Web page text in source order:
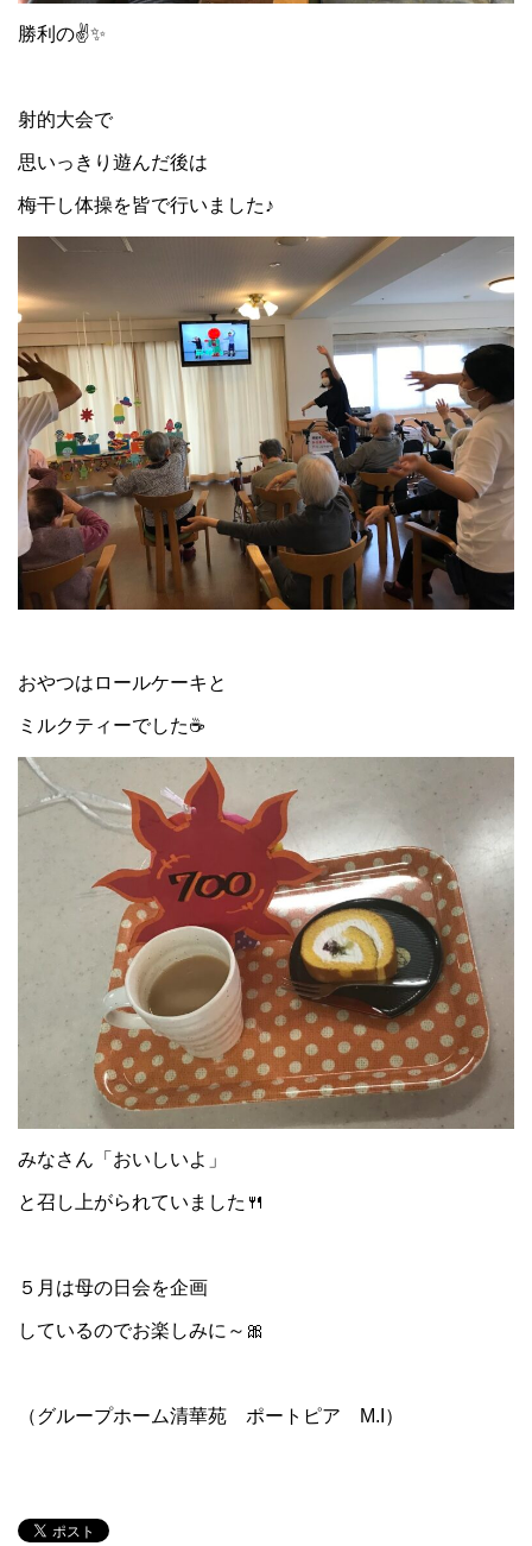
勝利の✌✨
射的大会で
思いっきり遊んだ後は
梅干し体操を皆で行いました♪
おやつはロールケーキと
ミルクティーでした☕
みなさん「おいしいよ」
と召し上がられていました🍴
５月は母の日会を企画
しているのでお楽しみに～🎀
（グループホーム清華苑 ポートピア M.I）